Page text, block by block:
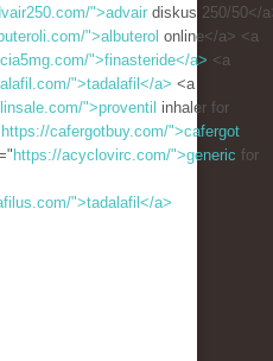
">advair diskus 250/50</
">albuterol online</a> <a
">finasteride</a> <a
">tadalafil</a> <a
">proventil inhaler for
https://cafergotbuy.com/">cafergot
https://acyclovirc.com/">generic for
">tadalafil</a>